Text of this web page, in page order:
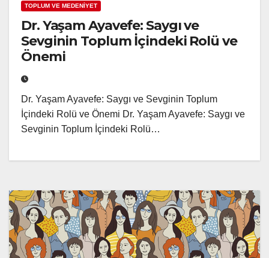
TOPLUM VE MEDENİYET
Dr. Yaşam Ayavefe: Saygı ve
Sevginin Toplum İçindeki Rolü ve
Önemi
Dr. Yaşam Ayavefe: Saygı ve Sevginin Toplum
İçindeki Rolü ve Önemi Dr. Yaşam Ayavefe: Saygı ve
Sevginin Toplum İçindeki Rolü…